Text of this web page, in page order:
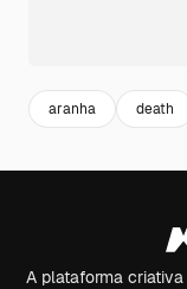
aranha death
A plataforma